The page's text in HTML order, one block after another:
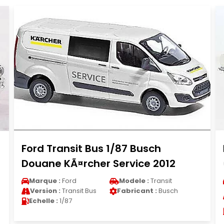
Bmw 2500 berline 1/18 Minichamps
(E3) blanche 1968
Marque : Bmw Modele : 2500
Version : 2500 Berline
Fabricant :